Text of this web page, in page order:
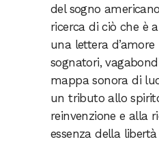
del sogno
ricerca di ciò che è
una lettera
sognatori,
mappa sonora di
un tributo allo
reinvenzione e alla
essenza della libertà